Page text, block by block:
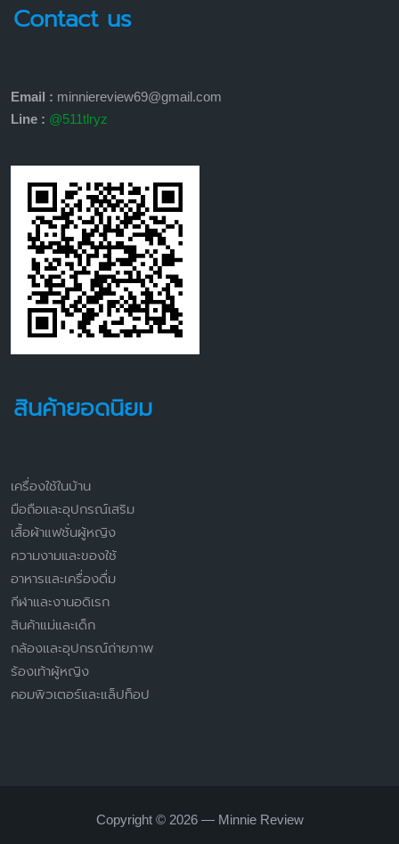
Contact us
Email : minniereview69@gmail.com
Line : @511tlryz
สินค้ายอดนิยม
เครื่องใช้ในบ้าน
มือถือและอุปกรณ์เสริม
เสื้อผ้าแฟชั่นผู้หญิง
ความงามและของใช้
อาหารและเครื่องดื่ม
กีฬาและงานอดิเรก
สินค้าแม่และเด็ก
กล้องและอุปกรณ์ถ่ายภาพ
ร้องเท้าผู้หญิง
คอมพิวเตอร์และแล็ปท็อป
Copyright © 2026 — Minnie Review